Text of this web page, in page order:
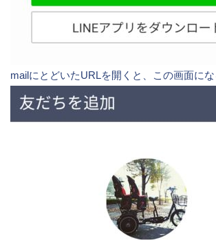
mailにとどいたURLを開くと、この画面にな